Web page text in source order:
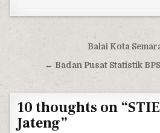
Post navigation
Balai Kota
← Badan Pusat Statistik
10 thoughts on “
Jateng”